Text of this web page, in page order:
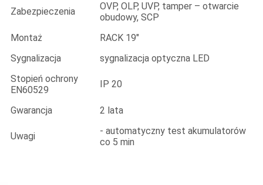
Zabezpieczenia
OVP, OLP, UVP, tamper – otwarcie
obudowy, SCP
Montaż
RACK 19"
Sygnalizacja
sygnalizacja optyczna LED
Stopień ochrony
EN60529
IP 20
Gwarancja 2 lata
Uwagi
- automatyczny test akumulatorów
co 5 min